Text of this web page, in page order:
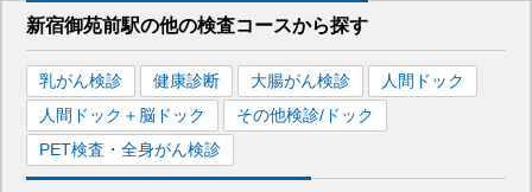
新宿御苑前駅の他の検査コースから探す
乳がん検診 健康診断 大腸がん検診
人間ドック
人間ドック＋脳ドック
その他検診/ドック
PET検査・全身がん検診